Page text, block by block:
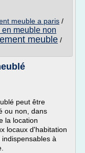
meuble a paris /
en meuble non
meuble /
peut être
ou non, dans
la location
locaux d'habitation
à